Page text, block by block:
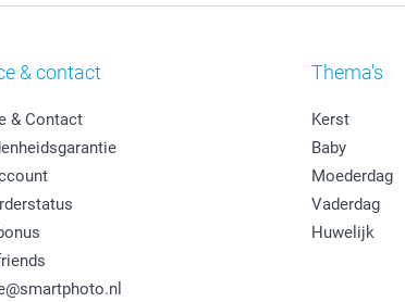
& contact
& Contact
Thema's
Kerst
Baby
Moederdag
Vaderdag
Huwelijk